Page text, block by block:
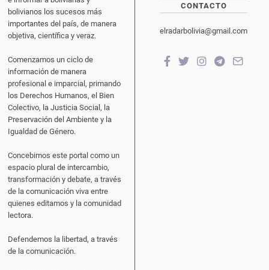
bolivianos los sucesos más
importantes del país, de manera
objetiva, científica y veraz.
Comenzamos un ciclo de
información de manera
profesional e imparcial, primando
los Derechos Humanos, el Bien
Colectivo, la Justicia Social, la
Preservación del Ambiente y la
Igualdad de Género.
Concebimos este portal como un
espacio plural de intercambio,
transformación y debate, a través
de la comunicación viva entre
quienes editamos y la comunidad
lectora.
Defendemos la libertad, a través
de la comunicación.
CONTACTO
elradarbolivia@gmail.com